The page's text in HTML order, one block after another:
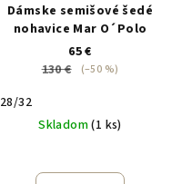
Dámske semišové šedé
nohavice Mar O´Polo
65 €
130 €
(–50 %)
28/32
Skladom(1 ks)